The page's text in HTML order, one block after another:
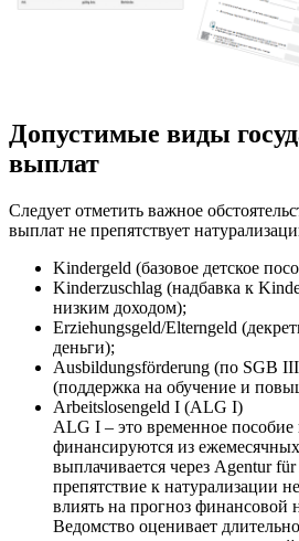
Допустимые виды
выплат
Следует отметить важное
выплат не препятствует
Kindergeld (базовое детское
Kinderzuschlag (надбавка к
низким доходом);
Erziehungsgeld/Elterngeld
деньги);
Ausbildungsförderung (по SGB
(поддержка на обучение и
Arbeitslosengeld I (ALG I)
ALG I – это временное пособие
финансируются из
выплачивается через Agentur
препятствие к натурализации
влиять на прогноз финансовой
Ведомство оценивает